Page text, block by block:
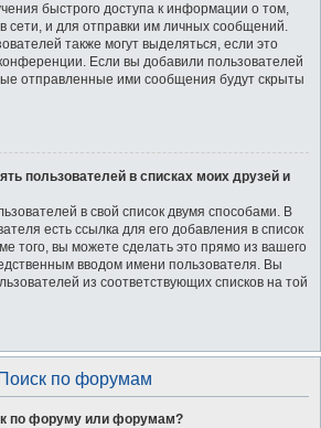
быстрого доступа к информации о том,
сети, и для отправки им личных сообщений.
также могут выделяться, если это
Если вы добавили пользователей
отправленные ими сообщения будут скрыты
пользователей в списках моих друзей и
в свой список двумя способами. В
есть ссылка для его добавления в список
того, вы можете сделать это прямо из вашего
вводом имени пользователя. Вы
из соответствующих списков на той
Поиск по форумам
по форуму или форумам?